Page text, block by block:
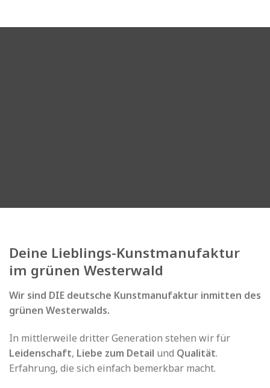
Deine Lieblings-Kunstmanufaktur
im grünen Westerwald
Wir sind DIE deutsche Kunstmanufaktur inmitten des
grünen Westerwalds.
In mittlerweile dritter Generation stehen wir für
Leidenschaft, Liebe zum Detail und Qualität.
Erfahrung, die sich einfach bemerkbar macht.